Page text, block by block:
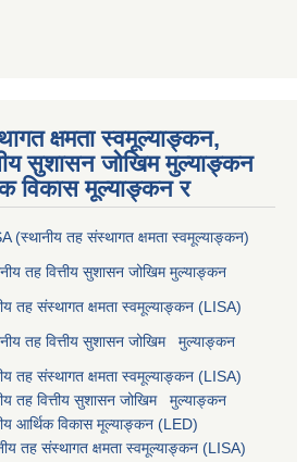
क्षमता स्वमूल्याङ्कन,
सुशासन जोखिम मुल्याङ्कन
विकास मूल्याङ्कन र
तह संस्थागत क्षमता स्वमूल्याङ्कन)
तह वित्तीय सुशासन जोखिम मुल्याङ्कन
तह संस्थागत क्षमता स्वमूल्याङ्कन (LISA)
तह वित्तीय सुशासन जोखिम मुल्याङ्कन
तह संस्थागत क्षमता स्वमूल्याङ्कन (LISA)
तह वित्तीय सुशासन जोखिम मुल्याङ्कन
आर्थिक विकास मूल्याङ्कन (LED)
तह संस्थागत क्षमता स्वमूल्याङ्कन (LISA)